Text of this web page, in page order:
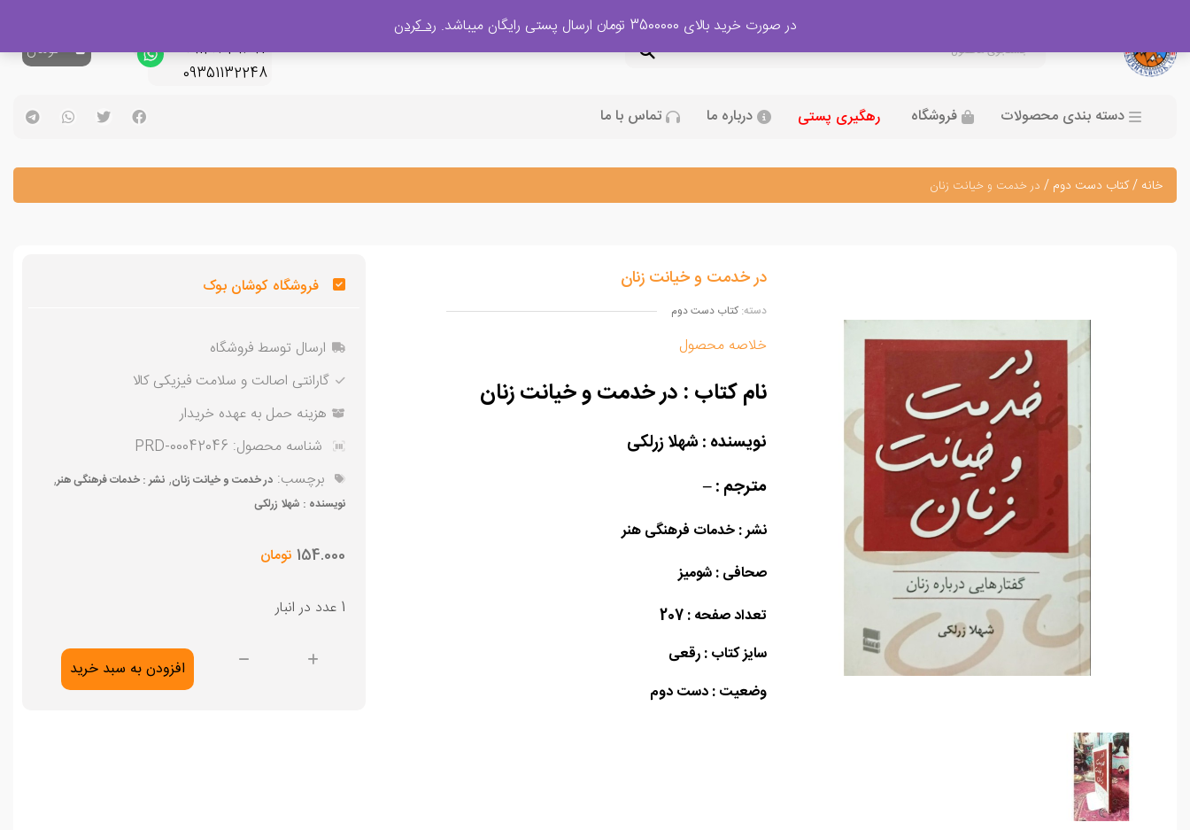
09120329397
09351132248
0تومان
دسته بندی محصولات فروشگاه رهگیری پستی درباره ما تماس با ما
خانه /کتاب دست دوم / در خدمت و خیانت زنان
در خدمت و خیانت زنان
دسته: کتاب دست دوم
خلاصه محصول
نام کتاب : در خدمت و خیانت زنان
نویسنده : شهلا زرلکی
مترجم : –
نشر : خدمات فرهنگی هنر
صحافی : شومیز
تعداد صفحه : 207
سایز کتاب : رقعی
وضعیت : دست دوم
فروشگاه کوشان بوک
ارسال توسط فروشگاه
گارانتی اصالت و سلامت فیزیکی کالا
هزینه حمل به عهده خریدار
شناسه محصول: PRD-00042046
برچسب: در خدمت و خیانت زنان, نشر : خدمات فرهنگی هنر,
نویسنده : شهلا زرلکی
154.000 تومان
1 عدد در انبار
در
افزودن به سبد خرید
در صورت خرید بالای 3500000 تومان ارسال پستی رایگان میباشد. رد کردن